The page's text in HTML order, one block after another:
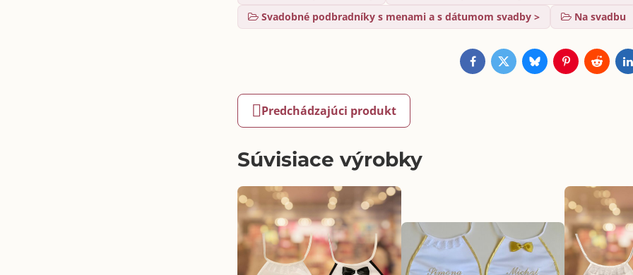
Svadobné podbradníky s menami a s dátumom svadby >
Na svadbu
FacebookTwitterBlueskyPinterestReddit
Predchádzajúci produkt
Súvisiace výrobky